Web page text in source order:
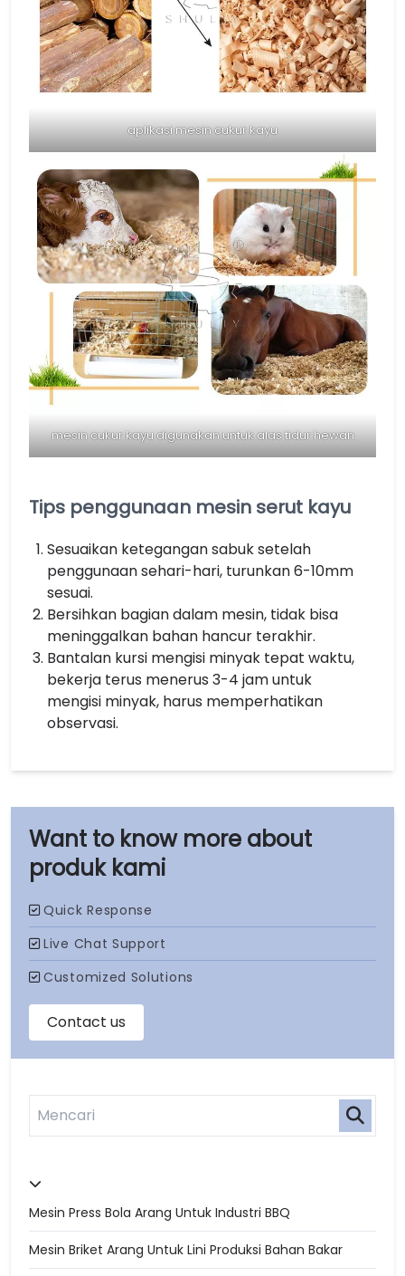
produk kami
Mesin Press Bola Arang Untuk Industri BBQ
Mesin Briket Arang Untuk Lini Produksi Bahan Bakar
aplikasi mesin cukur kayu
mesin cukur kayu digunakan untuk alas tidur hewan
Tips penggunaan mesin serut kayu
Sesuaikan ketegangan sabuk setelah
penggunaan sehari-hari, turunkan 6-10mm
sesuai.
Bersihkan bagian dalam mesin, tidak bisa
meninggalkan bahan hancur terakhir.
Bantalan kursi mengisi minyak tepat waktu,
bekerja terus menerus 3-4 jam untuk
mengisi minyak, harus memperhatikan
observasi.